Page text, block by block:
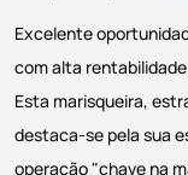
Excelente
com alta
Esta marisqueira,
destaca-se pela sua
operação "chave na